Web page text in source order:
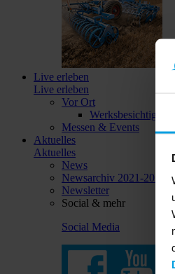
Live erleben
Live erleben
Vor Ort
Messen & Events
Aktuelles
Aktuelles
News
Newsarchiv 2021-2023
Newsletter
Social & mehr
Social Media